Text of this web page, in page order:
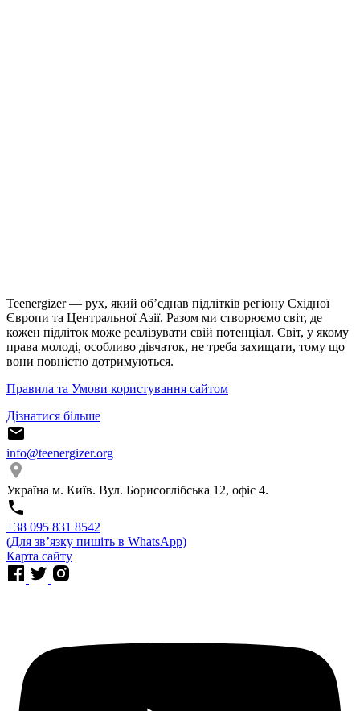
Teenergizer — рух, який об’єднав підлітків регіону Східної
Європи та Центральної Азії. Разом ми створюємо світ, де
кожен підліток може реалізувати свій потенціал. Світ, у якому
права молоді, особливо дівчаток, не треба захищати, тому що
вони повністю дотримуються.
Правила та Умови користування сайтом
Дізнатися більше
info@teenergizer.org
Україна м. Київ. Вул. Борисоглібська 12, офіс 4.
⁨+38 095 831 8542⁩
(Для звʼязку пишіть в WhatsApp)
Карта сайту